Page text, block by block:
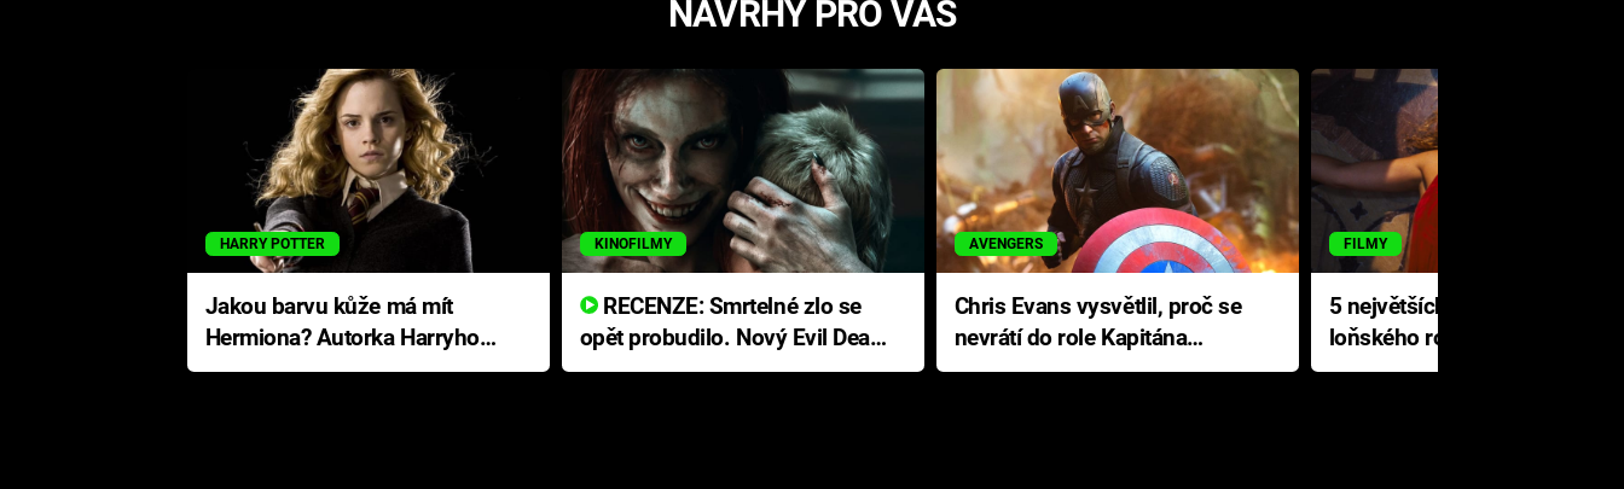
NÁVRHY PRO VÁS
HARRY POTTER
Jakou barvu kůže má mít
Hermiona? Autorka Harryho
Pottera přišla s ráznou
KINOFILMY
RECENZE: Smrtelné zlo se
opět probudilo. Nový Evil Dead
přichází s neodolatelnou
AVENGERS
Chris Evans vysvětlil, proč se
nevrátí do role Kapitána
Ameriky
FILMY
5 největších propadáků
loňského roku: Disney na
jediné katastrofě prodělal 200